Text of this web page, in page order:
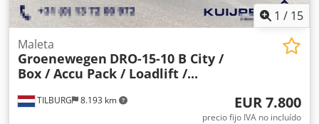
1 / 15
TILBURG 8.193 km
Maleta
Groenewegen DRO-15-10 B City /
Box / Accu Pack / Loadlift /...
EUR 7.800
precio fijo IVA no incluído